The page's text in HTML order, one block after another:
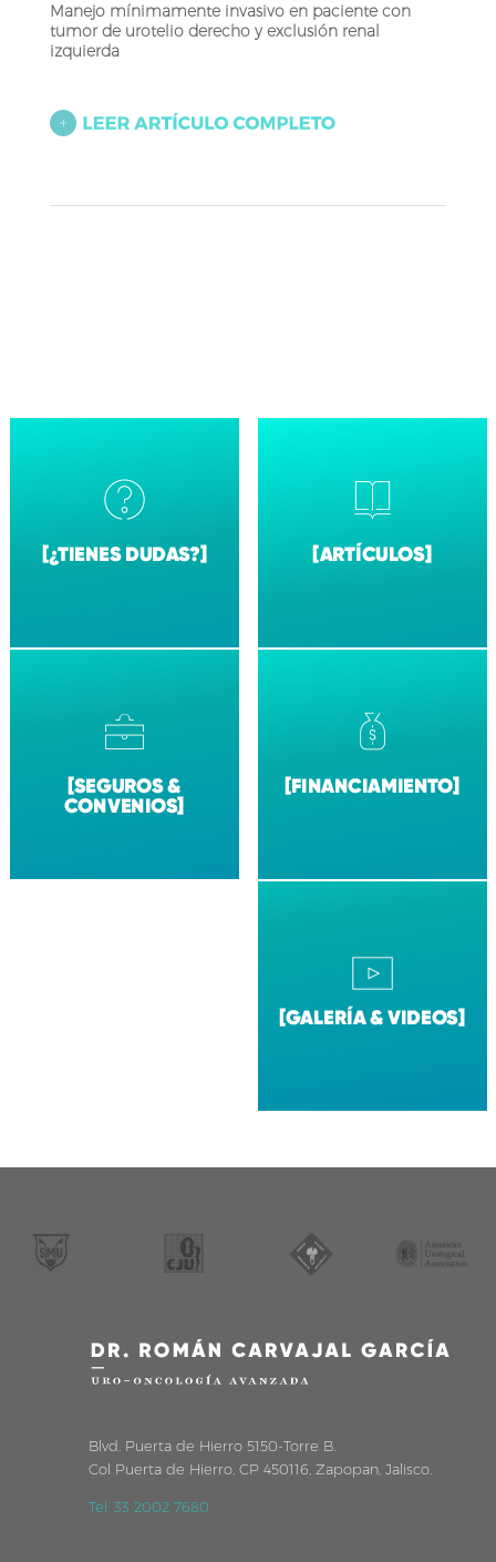
Manejo mínimamente invasivo en paciente con
tumor de urotelio derecho y exclusión renal
izquierda
Blvd. Puerta de Hierro 5150-Torre B.
Col Puerta de Hierro, CP 450116, Zapopan, Jalisco.
Tel: 33 2002 7680